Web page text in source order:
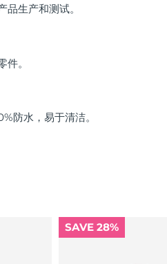
品生产和测试。
。
防水，易于清洁。
SAVE 28%